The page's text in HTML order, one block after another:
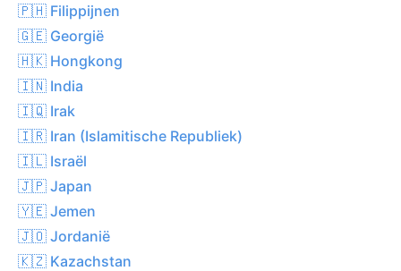
🇵🇭 Filippijnen
🇬🇪 Georgië
🇭🇰 Hongkong
🇮🇳 India
🇮🇶 Irak
🇮🇷 Iran (Islamitische Republiek)
🇮🇱 Israël
🇯🇵 Japan
🇾🇪 Jemen
🇯🇴 Jordanië
🇰🇿 Kazachstan